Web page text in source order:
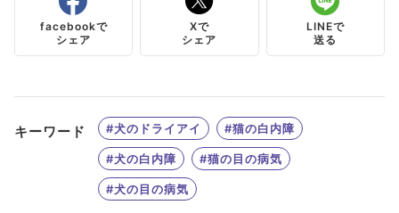
facebookで
シェア
Xで
シェア
LINEで
送る
キーワード #犬のドライアイ #猫の白内障
#犬の白内障 #猫の目の病気
#犬の目の病気